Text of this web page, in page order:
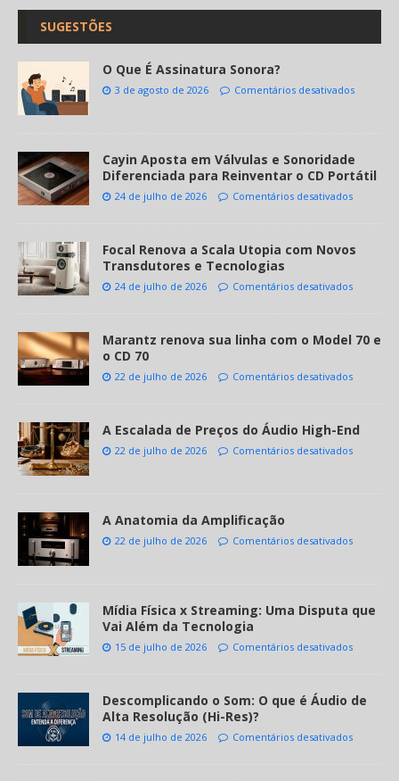
SUGESTÕES
O Que É Assinatura Sonora?
3 de agosto de 2026 Comentários desativados
Cayin Aposta em Válvulas e Sonoridade
Diferenciada para Reinventar o CD Portátil
24 de julho de 2026 Comentários desativados
Focal Renova a Scala Utopia com Novos
Transdutores e Tecnologias
24 de julho de 2026 Comentários desativados
Marantz renova sua linha com o Model 70 e
o CD 70
22 de julho de 2026 Comentários desativados
A Escalada de Preços do Áudio High-End
22 de julho de 2026 Comentários desativados
A Anatomia da Amplificação
22 de julho de 2026 Comentários desativados
Mídia Física x Streaming: Uma Disputa que
Vai Além da Tecnologia
15 de julho de 2026 Comentários desativados
Descomplicando o Som: O que é Áudio de
Alta Resolução (Hi-Res)?
14 de julho de 2026 Comentários desativados